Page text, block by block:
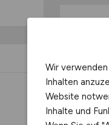
Wir
Inhalten
Website
Inhalte und